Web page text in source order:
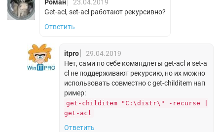
Роман
23.04.2019
Get-acl, set-acl работают рекурсивно?
Ответить
itpro
29.04.2019
Нет, сами по себе командлеты get-acl и set-a
cl не поддерживают рекурсию, но их можно
использовать совместно с get-childitem нап
ример:
get-childitem "C:\distr\" -recurse |
get-acl
Ответить